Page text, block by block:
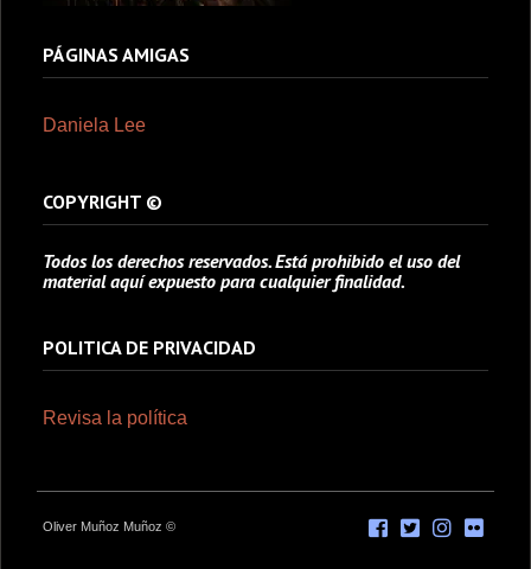
PÁGINAS AMIGAS
Daniela Lee
COPYRIGHT ©
Todos los derechos reservados. Está prohibido el uso del
material aquí expuesto para cualquier finalidad.
POLITICA DE PRIVACIDAD
Revisa la política
Oliver Muñoz Muñoz ©